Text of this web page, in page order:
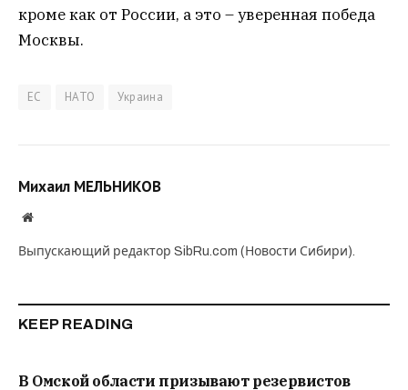
кроме как от России, а это – уверенная победа
Москвы.
ЕС НАТО Украина
Михаил МЕЛЬНИКОВ
Website
Выпускающий редактор SibRu.com (Новости Сибири).
KEEP READING
В Омской области призывают резервистов